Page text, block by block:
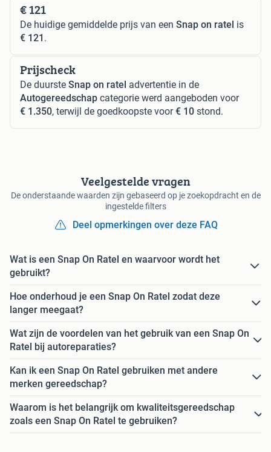
€ 121
De huidige gemiddelde prijs van een Snap on ratel is
€ 121 .
Prijscheck
De duurste Snap on ratel advertentie in de
Autogereedschap categorie werd aangeboden voor
€ 1.350, terwijl de goedkoopste voor€ 10 stond.
Veelgestelde vragen
De onderstaande waarden zijn gebaseerd op je zoekopdracht en de
ingestelde filters
Deel opmerkingen over deze FAQ
Wat is een Snap On Ratel en waarvoor wordt het
gebruikt?
Hoe onderhoud je een Snap On Ratel zodat deze
langer meegaat?
Wat zijn de voordelen van het gebruik van een Snap On
Ratel bij autoreparaties?
Kan ik een Snap On Ratel gebruiken met andere
merken gereedschap?
Waarom is het belangrijk om kwaliteitsgereedschap
zoals een Snap On Ratel te gebruiken?